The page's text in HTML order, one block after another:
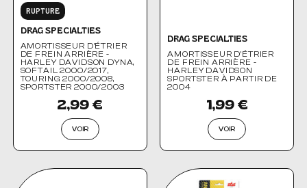
RUPTURE
DRAG SPECIALTIES
AMORTISSEUR D'ÉTRIER
DE FREIN ARRIÈRE -
HARLEY DAVIDSON DYNA,
SOFTAIL 2000/2017,
TOURING 2000/2008,
SPORTSTER 2000/2003
2,99 €
VOIR
DRAG SPECIALTIES
AMORTISSEUR D'ÉTRIER
DE FREIN ARRIÈRE -
HARLEY DAVIDSON
SPORTSTER À PARTIR DE
2004
1,99 €
VOIR